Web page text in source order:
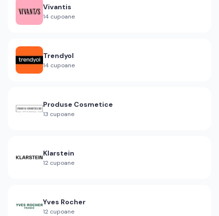
Vivantis
14 cupoane
Trendyol
14 cupoane
Produse Cosmetice
13 cupoane
Klarstein
12 cupoane
Yves Rocher
12 cupoane